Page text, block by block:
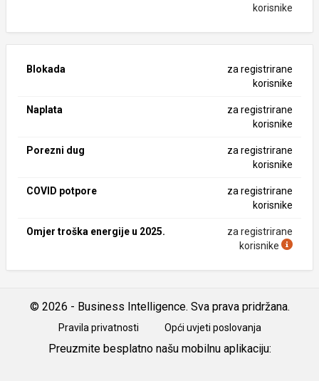
korisnike
Blokada
za registrirane
korisnike
Naplata
za registrirane
korisnike
Porezni dug
za registrirane
korisnike
COVID potpore
za registrirane
korisnike
Omjer troška energije u 2025.
za registrirane
korisnike
© 2026 - Business Intelligence. Sva prava pridržana.
Pravila privatnosti Opći uvjeti poslovanja
Preuzmite besplatno našu mobilnu aplikaciju: